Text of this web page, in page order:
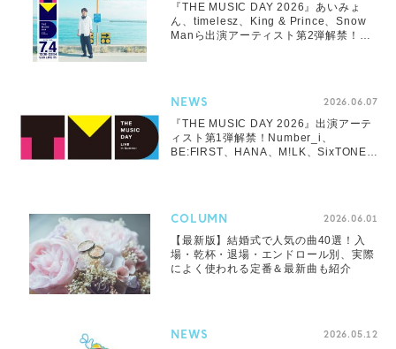
『THE MUSIC DAY 2026』あいみょ
ん、timelesz、King & Prince、Snow
Manら出演アーティスト第2弾解禁！特
NEWS 2026.06.07
『THE MUSIC DAY 2026』出演アーテ
ィスト第1弾解禁！Number_i、
BE:FIRST、HANA、M!LK、SixTONES
COLUMN 2026.06.01
【最新版】結婚式で人気の曲40選！入
場・乾杯・退場・エンドロール別、実際
によく使われる定番＆最新曲も紹介
NEWS 2026.05.12